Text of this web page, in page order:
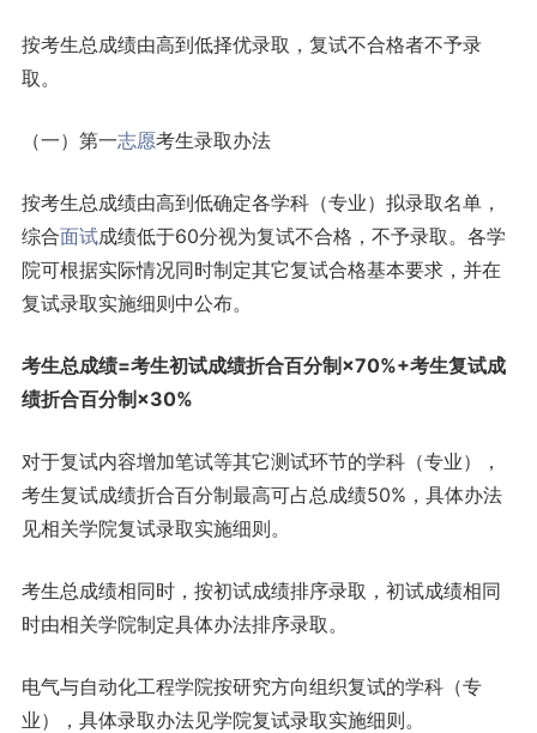
按考生总成绩由高到低择优录取，复试不合格者不予录
取。
（一）第一志愿考生录取办法
按考生总成绩由高到低确定各学科（专业）拟录取名单，
综合面试成绩低于60分视为复试不合格，不予录取。各学
院可根据实际情况同时制定其它复试合格基本要求，并在
复试录取实施细则中公布。
考生总成绩=考生初试成绩折合百分制×70%+考生复试成
绩折合百分制×30%
对于复试内容增加笔试等其它测试环节的学科（专业），
考生复试成绩折合百分制最高可占总成绩50%，具体办法
见相关学院复试录取实施细则。
考生总成绩相同时，按初试成绩排序录取，初试成绩相同
时由相关学院制定具体办法排序录取。
电气与自动化工程学院按研究方向组织复试的学科（专
业），具体录取办法见学院复试录取实施细则。